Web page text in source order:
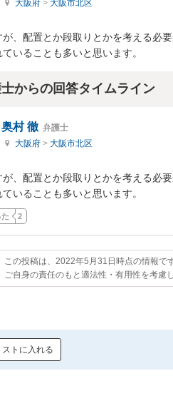
大阪府 > 大阪市北区
、配置とか段取りとかを考える必
いることも多いと思います。
からの回答タイムライン
奥村 徹 弁護士
大阪府 > 大阪市北区
、配置とか段取りとかを考える必
いることも多いと思います。
2
この投稿は、2022年5月31日時点の情報です
ご自身の責任のもと適法性・有用性を考慮
ストに入れる